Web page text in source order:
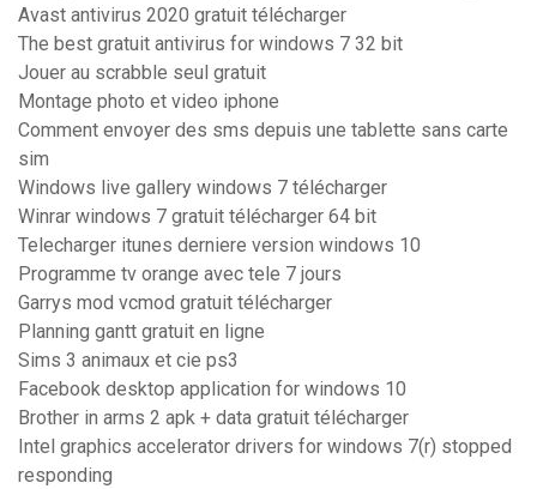
Avast antivirus 2020 gratuit télécharger
The best gratuit antivirus for windows 7 32 bit
Jouer au scrabble seul gratuit
Montage photo et video iphone
Comment envoyer des sms depuis une tablette sans carte
sim
Windows live gallery windows 7 télécharger
Winrar windows 7 gratuit télécharger 64 bit
Telecharger itunes derniere version windows 10
Programme tv orange avec tele 7 jours
Garrys mod vcmod gratuit télécharger
Planning gantt gratuit en ligne
Sims 3 animaux et cie ps3
Facebook desktop application for windows 10
Brother in arms 2 apk + data gratuit télécharger
Intel graphics accelerator drivers for windows 7(r) stopped
responding